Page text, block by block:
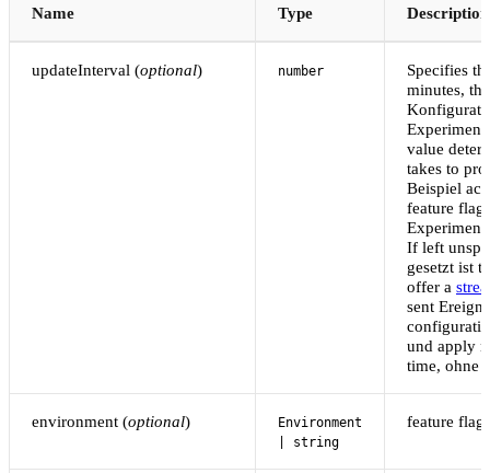
Name Type Description
updateInterval (optional) number
Specifies
minutes,
value
takes to
Beispiel
feature
If left
gesetzt ist
offer a
sent
und apply
time, ohne
environment (optional)
Environment
| string
feature flag